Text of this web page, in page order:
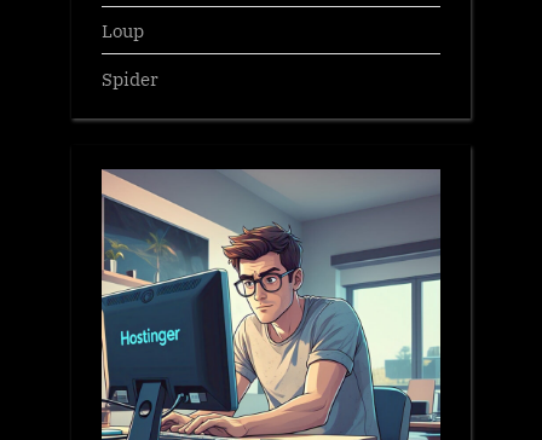
Loup
Spider